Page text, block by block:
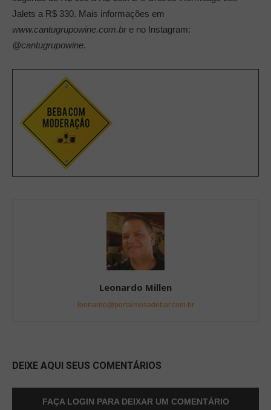
Jalets a R$ 330. Mais informações em
www.cantugrupowine.com.bre no Instagram:
@cantugrupowine.
Leonardo Millen
leonardo@portalmesadebar.com.br
DEIXE AQUI SEUS COMENTÁRIOS
FAÇA LOGIN PARA DEIXAR UM COMENTÁRIO